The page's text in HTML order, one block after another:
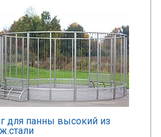
для панны высокий из